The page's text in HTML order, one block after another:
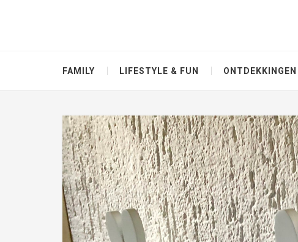
FAMILY LIFESTYLE & FUN ONTDEKKINGEN